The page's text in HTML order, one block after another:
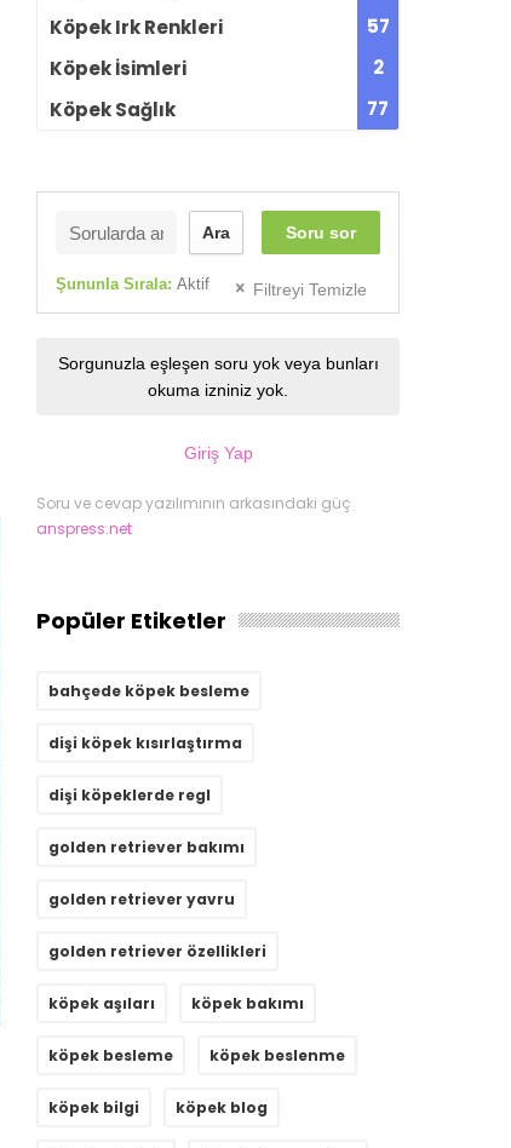
Köpek Irk Renkleri
57
Köpek İsimleri
2
Köpek Sağlık
77
Soru sor
Ara
Şununla Sırala: Aktif Filtreyi Temizle
Sorgunuzla eşleşen soru yok veya bunları
okuma izniniz yok.
Giriş Yap
Soru ve cevap yazılımının arkasındaki güç
anspress.net
Popüler Etiketler
bahçede köpek besleme
dişi köpek kısırlaştırma
dişi köpeklerde regl
golden retriever bakımı
golden retriever yavru
golden retriever özellikleri
köpek aşıları köpek bakımı
köpek besleme köpek beslenme
köpek bilgi köpek blog